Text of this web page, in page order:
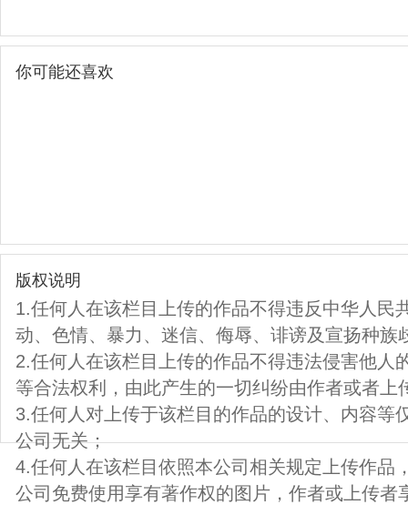
你可能还喜欢
版权说明
1.任何人在该栏目上传的作品不得违反中华人民
动、色情、暴力、迷信、侮辱、诽谤及宣扬种族
2.任何人在该栏目上传的作品不得违法侵害他人
等合法权利，由此产生的一切纠纷由作者或者上
3.任何人对上传于该栏目的作品的设计、内容等
公司无关；
4.任何人在该栏目依照本公司相关规定上传作品
公司免费使用享有著作权的图片，作者或上传者